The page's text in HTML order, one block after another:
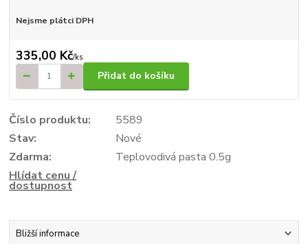
Nejsme plátci DPH
335,00 Kč/ks
Přidat do košíku
Číslo produktu:
5589
Stav:
Nové
Zdarma:
Teplovodivá pasta 0.5g
Hlídat cenu /
dostupnost
Bližší informace